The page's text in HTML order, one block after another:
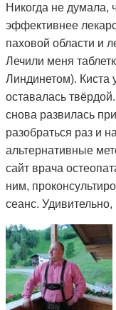
Никогда не думала,
эффективнее
паховой области и
Лечили меня
Линдинетом). Киста
оставалась
снова развилась
разобраться раз и
альтернативные
сайт врача
ним,
сеанс.
стала мягкой. Я
Дмитрия и спустя 3
Как это работает,
лекарства не
сделать Дмитрий и